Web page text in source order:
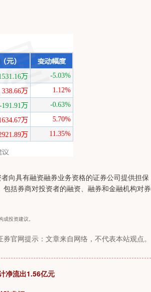
向具有融资融券业务资格的证券公司提供担保
括券商对投资者的融资、融券和金融机构对券
投资建议。
券官网提示：文章来自网络，不代表本站观点。
净流出1.56亿元